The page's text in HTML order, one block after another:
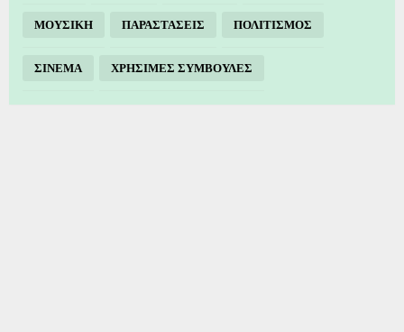
ΜΟΥΣΙΚΗ ΠΑΡΑΣΤΑΣΕΙΣ ΠΟΛΙΤΙΣΜΟΣ
ΣΙΝΕΜΑ ΧΡΗΣΙΜΕΣ ΣΥΜΒΟΥΛΕΣ